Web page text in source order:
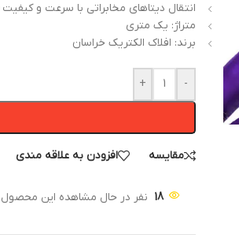
انتقال دیتاهای مخابراتی با سرعت و
متراژ: یک متری
برند: افلاک الکتریک خراسان
-
+
مقایسه افزودن به علاقه مندی
18 نفر در حال مشاهده این